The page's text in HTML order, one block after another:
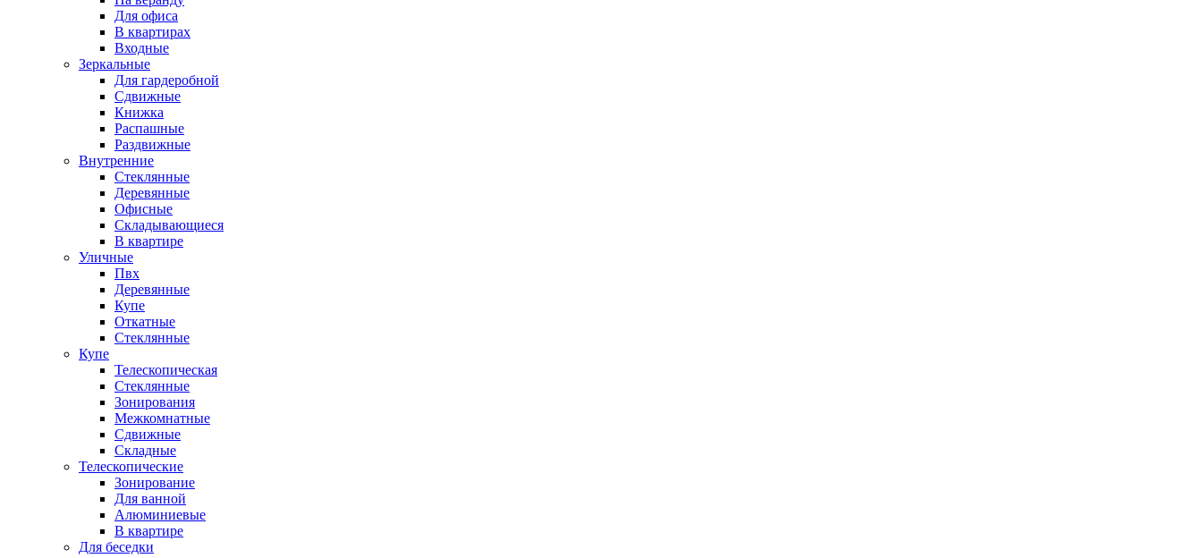
Для офиса
В квартирах
Входные
Зеркальные
Для гардеробной
Сдвижные
Книжка
Распашные
Раздвижные
Внутренние
Стеклянные
Деревянные
Офисные
Складывающиеся
В квартире
Уличные
Пвх
Деревянные
Купе
Откатные
Стеклянные
Купе
Телескопическая
Стеклянные
Зонирования
Межкомнатные
Сдвижные
Складные
Телескопические
Зонирование
Для ванной
Алюминиевые
В квартире
Для беседки